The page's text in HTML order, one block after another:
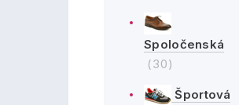
Spoločenská
(30)
Športová